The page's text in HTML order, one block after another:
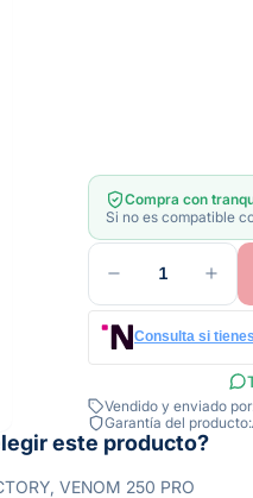
Compra con
Si no es compatible
1
Consulta si
Vendido y enviado
Garantía del producto:
este producto?
VENOM 250 PRO